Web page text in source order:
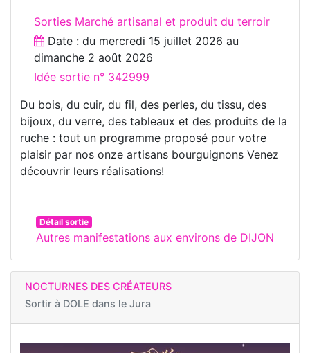
Sorties Marché artisanal et produit du terroir
Date : du mercredi 15 juillet 2026 au
dimanche 2 août 2026
Idée sortie n° 342999
Du bois, du cuir, du fil, des perles, du tissu, des
bijoux, du verre, des tableaux et des produits de la
ruche : tout un programme proposé pour votre
plaisir par nos onze artisans bourguignons Venez
découvrir leurs réalisations!
Détail sortie
Autres manifestations aux environs de DIJON
NOCTURNES DES CRÉATEURS
Sortir à DOLE dans le Jura